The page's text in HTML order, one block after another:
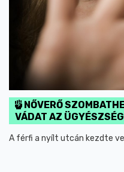
NŐVERŐ
VÁDAT AZ ÜGYÉSZSÉG
A férfi a nyílt utcán kezdte